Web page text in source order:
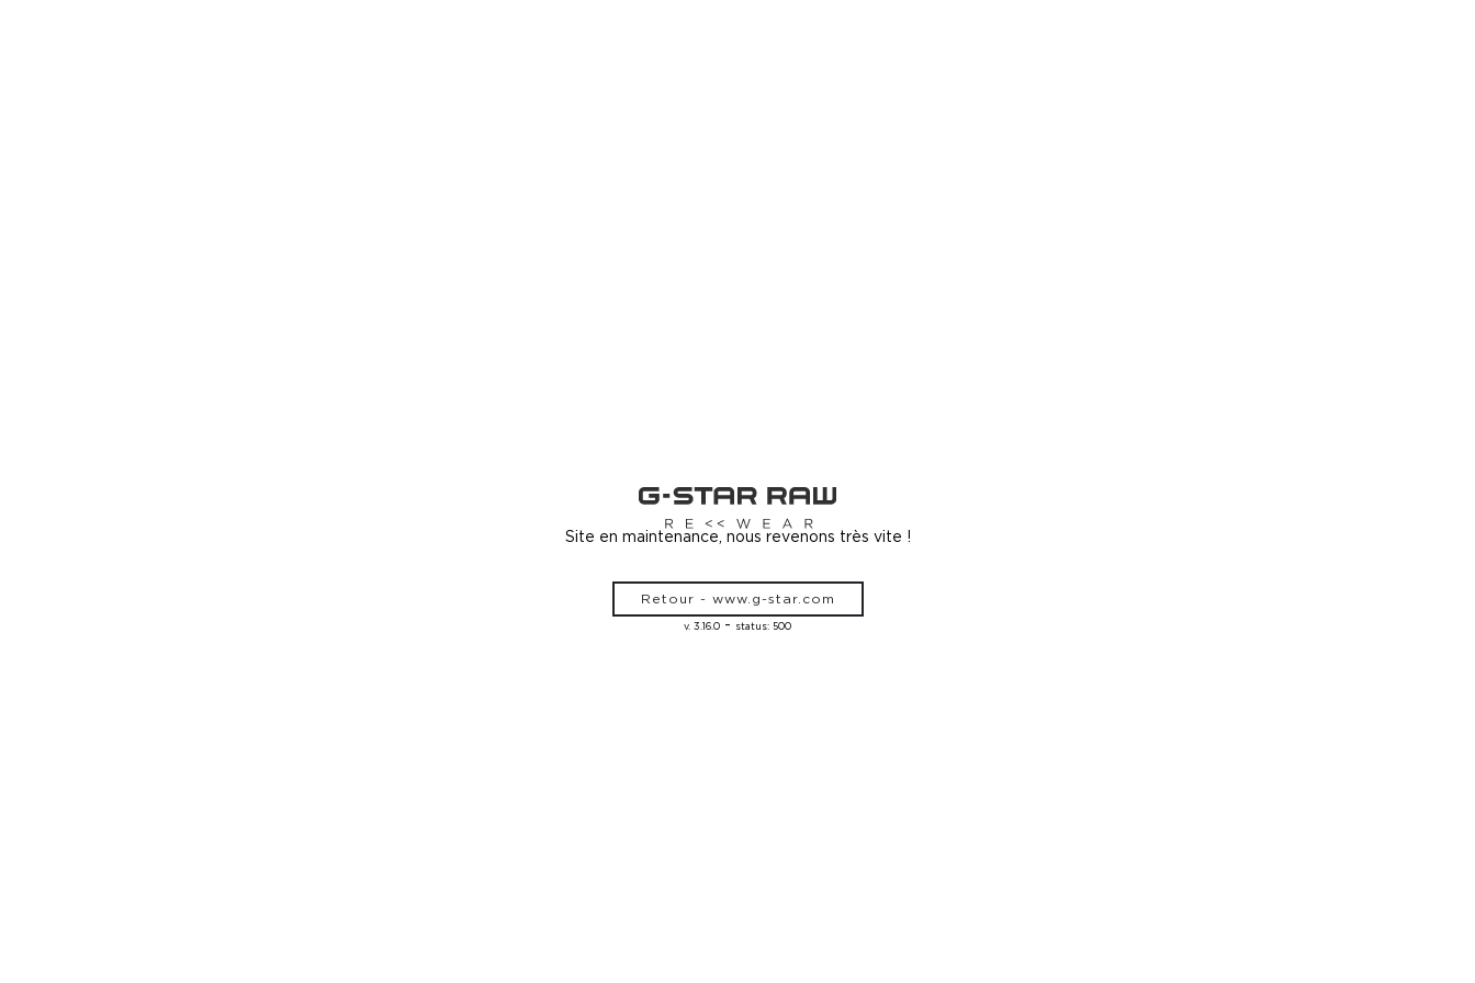
Site en maintenance, nous revenons très vite !
Retour - www.g-star.com
v. 3.16.0 - status: 500